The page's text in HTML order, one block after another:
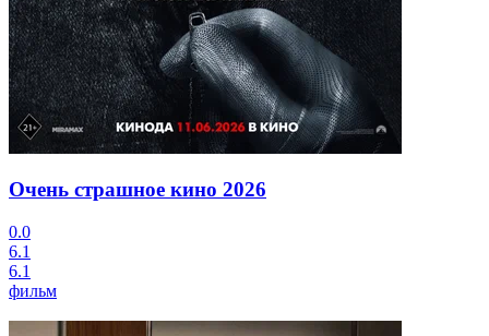
Очень страшное кино 2026
0.0
6.1
6.1
фильм